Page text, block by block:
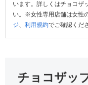
います。詳しくはチョコザ
い。※女性専用店舗は女性
ジ、 利用規約でご確認くだ
チョコザッ